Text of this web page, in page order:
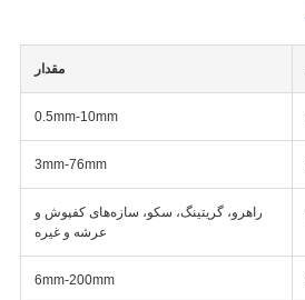
مقدار
0.5mm-10mm
3mm-76mm
راهرو، گریتینگ، سکو، سازه‌های کفپوش و
عرشه و غیره
6mm-200mm